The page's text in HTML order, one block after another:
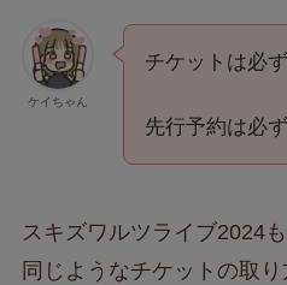
ケイちゃん
チケットは必
先行予約は必
スキズワルツライブ2024
同じようなチケットの取